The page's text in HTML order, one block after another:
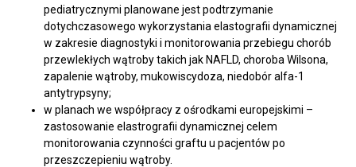
pediatrycznymi planowane jest podtrzymanie
dotychczasowego wykorzystania elastografii dynamicznej
w zakresie diagnostyki i monitorowania przebiegu chorób
przewlekłych wątroby takich jak NAFLD, choroba Wilsona,
zapalenie wątroby, mukowiscydoza, niedobór alfa-1
antytrypsyny;
w planach we współpracy z ośrodkami europejskimi –
zastosowanie elastrografii dynamicznej celem
monitorowania czynności graftu u pacjentów po
przeszczepieniu wątroby.